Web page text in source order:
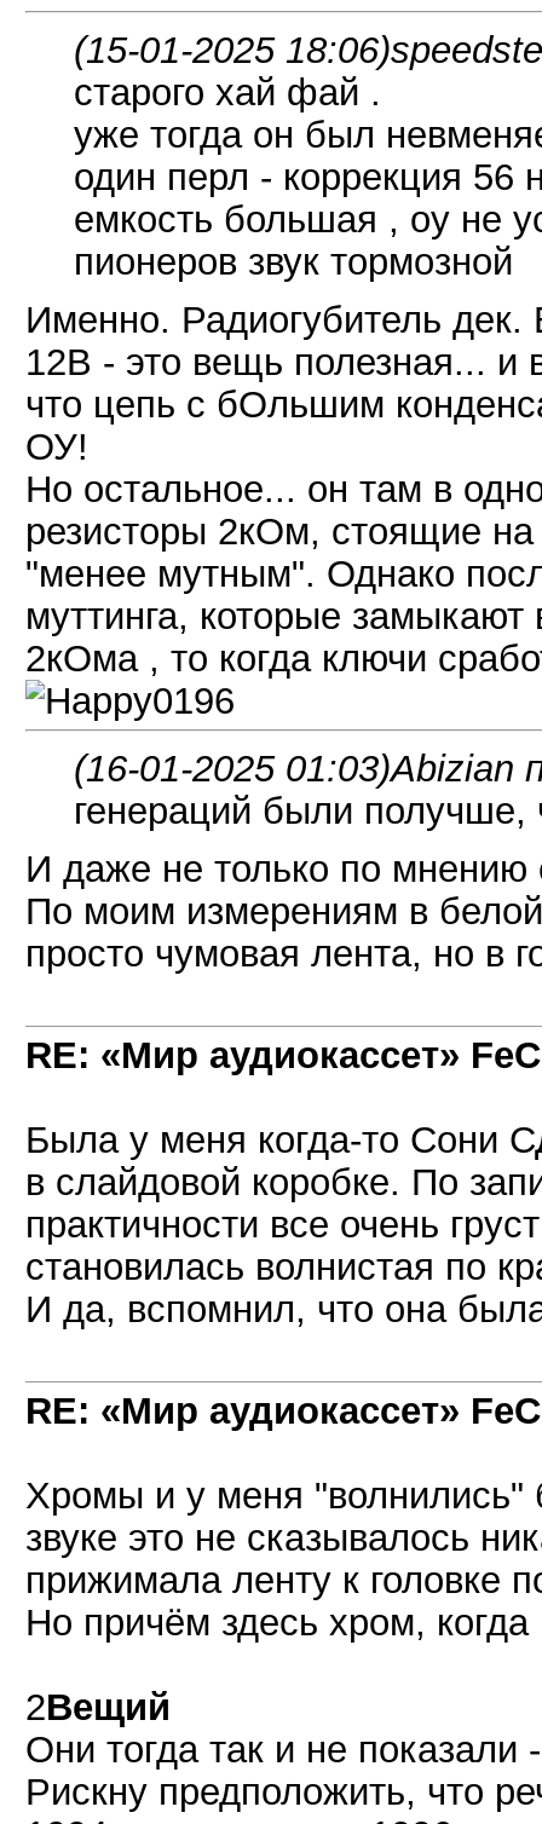
(15-01-2025 18:06)
старого хай фай .
уже тогда он был
один перл - коррекция 56
емкость большая , оу не
пионеров звук тормозной
Именно. Радиогубитель
12В - это вещь полезная... и
что цепь с бОльшим
ОУ!
Но остальное... он там в
резисторы 2кОм, стоящие
"менее мутным". Однако
муттинга, которые
2кОма , то когда ключи
(16-01-2025 01:03)Abizian
генераций были
И даже не только по мнению
По моим измерениям в
просто чумовая лента, но в
RE: «Мир аудиокассет»
Была у меня когда-то Сони
в слайдовой коробке. По
практичности все очень
становилась волнистая по
И да, вспомнил, что она
RE: «Мир аудиокассет»
Хромы и у меня "волнились"
звуке это не сказывалось
прижимала ленту к головке
Но причём здесь хром,
2Вещий
Они тогда так и не показали
Рискну предположить, что